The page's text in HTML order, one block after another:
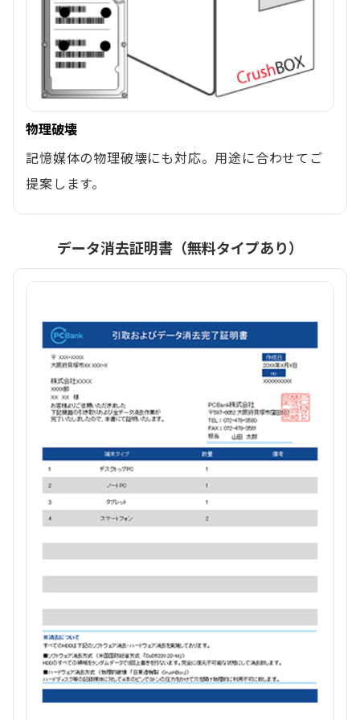
物理破壊
記憶媒体の物理破壊にも対応。用途に合わせてご
提案します。
データ消去証明書（無料タイプあり）